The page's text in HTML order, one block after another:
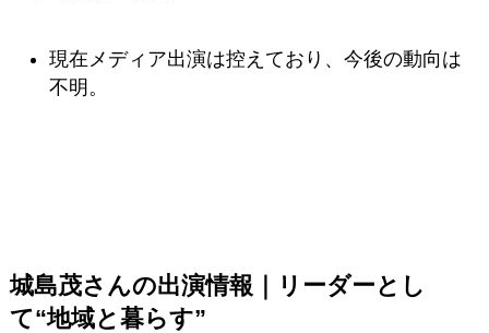
現在メディア出演は控えており、今後の動向は
不明。
城島茂さんの出演情報｜リーダーとし
て“地域と暮らす”